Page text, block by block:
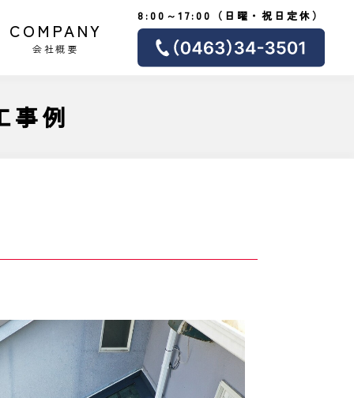
COMPANY
会社概要
8:00～17:00（日曜・祝日定休）
事例